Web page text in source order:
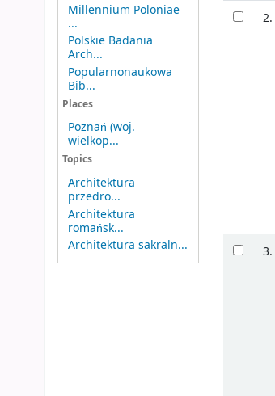
Millennium Poloniae
...
Polskie Badania
Arch...
Popularnonaukowa
Bib...
Places
Poznań (woj.
wielkop...
Topics
Architektura
przedro...
Architektura
romańsk...
Architektura sakraln...
2.
3.